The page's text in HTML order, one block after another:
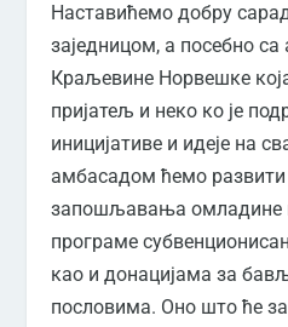
Наставићемо добру
заједницом, а посебно
Краљевине Норвешке
пријатељ и неко ко је
иницијативе и идеје на
амбасадом ћемо
запошљавања омладине
програме
као и донацијама за
пословима. Оно што ће за